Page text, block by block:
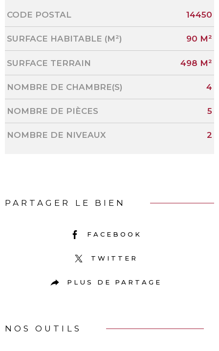
Caractérisque Valeurs
CODE POSTAL 14450
SURFACE HABITABLE (M²) 90 M²
SURFACE TERRAIN 498 M²
NOMBRE DE CHAMBRE(S) 4
NOMBRE DE PIÈCES 5
NOMBRE DE NIVEAUX 2
PARTAGER LE BIEN
FACEBOOK
TWITTER
PLUS DE PARTAGE
NOS OUTILS